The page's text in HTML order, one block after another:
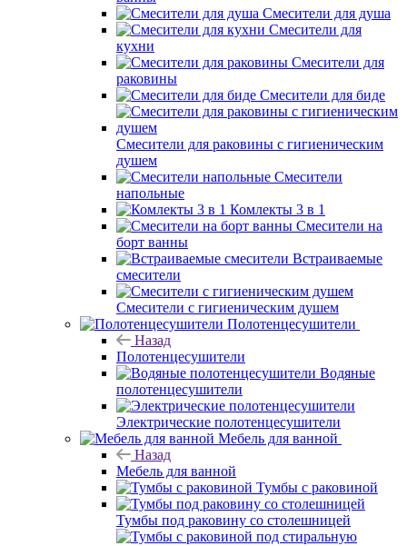
Смесители для душа
Смесители для
кухни
Смесители для
раковины
Смесители для биде
Смесители для раковины с гигиеническим
душем
Смесители
напольные
Комлекты 3 в 1
Смесители на
борт ванны
Встраиваемые
смесители
Смесители с гигиеническим душем
Полотенцесушители
Назад
Полотенцесушители
Водяные
полотенцесушители
Электрические полотенцесушители
Мебель для ванной
Назад
Мебель для ванной
Тумбы с раковиной
Тумбы под раковину со столешницей